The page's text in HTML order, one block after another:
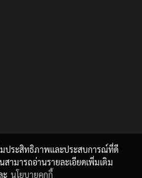
มประสิทธิภาพและประสบการณ์ที่ดี
สามารถอ่านรายละเอียดเพิ่มเติม
ะ นโยบายคุกกี้